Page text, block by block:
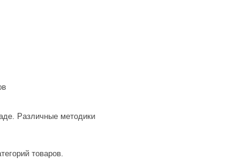
Различные методики
товаров.